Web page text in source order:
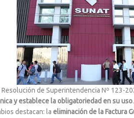
de Superintendencia Nº 123-
y establece la obligatoriedad en su uso.
destacan: la eliminación de la Factura